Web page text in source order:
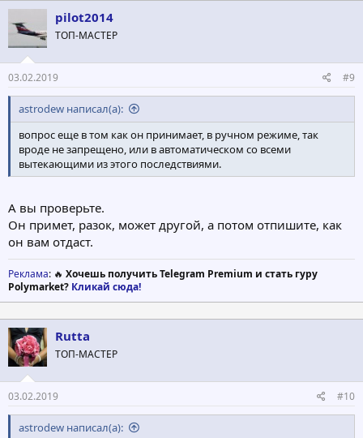
pilot2014
ТОП-МАСТЕР
03.02.2019 #9
astrodew написал(а):
вопрос еще в том как он принимает, в ручном режиме, так
вроде не запрещено, или в автоматическом со всеми
вытекающими из этого последствиями.
А вы проверьте.
Он примет, разок, может другой, а потом отпишите, как
он вам отдаст.
Реклама: 🔥 Хочешь получить Telegram Premium и стать гуру
Polymarket? Кликай сюда!
Rutta
ТОП-МАСТЕР
03.02.2019 #10
astrodew написал(а):